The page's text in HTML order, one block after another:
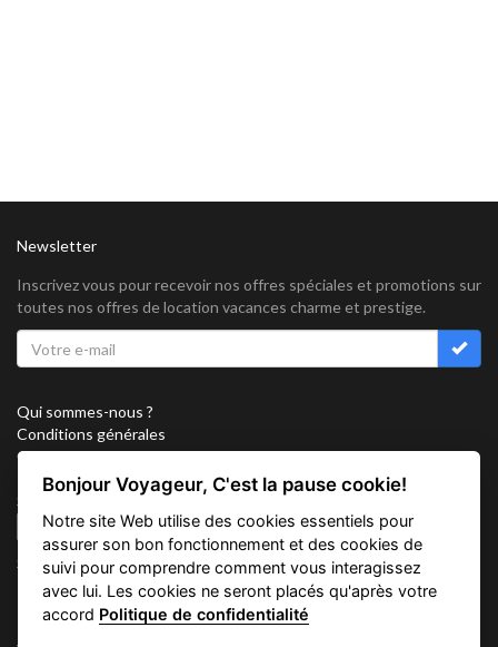
Newsletter
Inscrivez vous pour recevoir nos offres spéciales et promotions sur
toutes nos offres de location vacances charme et prestige.
Qui sommes-nous ?
Conditions générales
Confidentialité
Partenariat
Sitemap
Cookies
Suivez nous sur
Bonjour Voyageur, C'est la pause cookie!
Notre site Web utilise des cookies essentiels pour
assurer son bon fonctionnement et des cookies de
suivi pour comprendre comment vous interagissez
avec lui. Les cookies ne seront placés qu'après votre
accord Politique de confidentialité